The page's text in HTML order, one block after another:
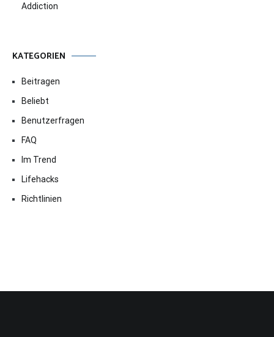
Addiction
KATEGORIEN
Beitragen
Beliebt
Benutzerfragen
FAQ
Im Trend
Lifehacks
Richtlinien